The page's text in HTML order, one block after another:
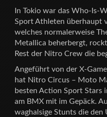
In Tokio war das Who-Is-
Sport Athleten überhaupt
welches normalerweise
Metallica beherbergt,
Rest der Nitro Crew die
Angeführt von der X-
hat Nitro Circus – Moto
besten Action Sport Stars
am BMX mit im Gepäck.
waghalsige Stunts die